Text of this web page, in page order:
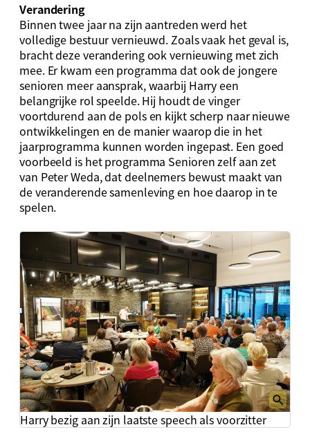
Verandering
Binnen twee jaar na zijn aantreden werd het
volledige bestuur vernieuwd. Zoals vaak het geval is,
bracht deze verandering ook vernieuwing met zich
mee. Er kwam een programma dat ook de jongere
senioren meer aansprak, waarbij Harry een
belangrijke rol speelde. Hij houdt de vinger
voortdurend aan de pols en kijkt scherp naar nieuwe
ontwikkelingen en de manier waarop die in het
jaarprogramma kunnen worden ingepast. Een goed
voorbeeld is het programma Senioren zelf aan zet
van Peter Weda, dat deelnemers bewust maakt van
de veranderende samenleving en hoe daarop in te
spelen.
Harry bezig aan zijn laatste speech als voorzitter